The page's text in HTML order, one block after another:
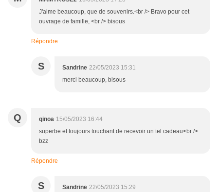
J'aime beaucoup, que de souvenirs.<br /> Bravo pour cet
ouvrage de famille, <br /> bisous
Répondre
S Sandrine 22/05/2023 15:31
merci beaucoup, bisous
Q qinoa 15/05/2023 16:44
superbe et toujours touchant de recevoir un tel cadeau<br />
bzz
Répondre
S Sandrine 22/05/2023 15:29